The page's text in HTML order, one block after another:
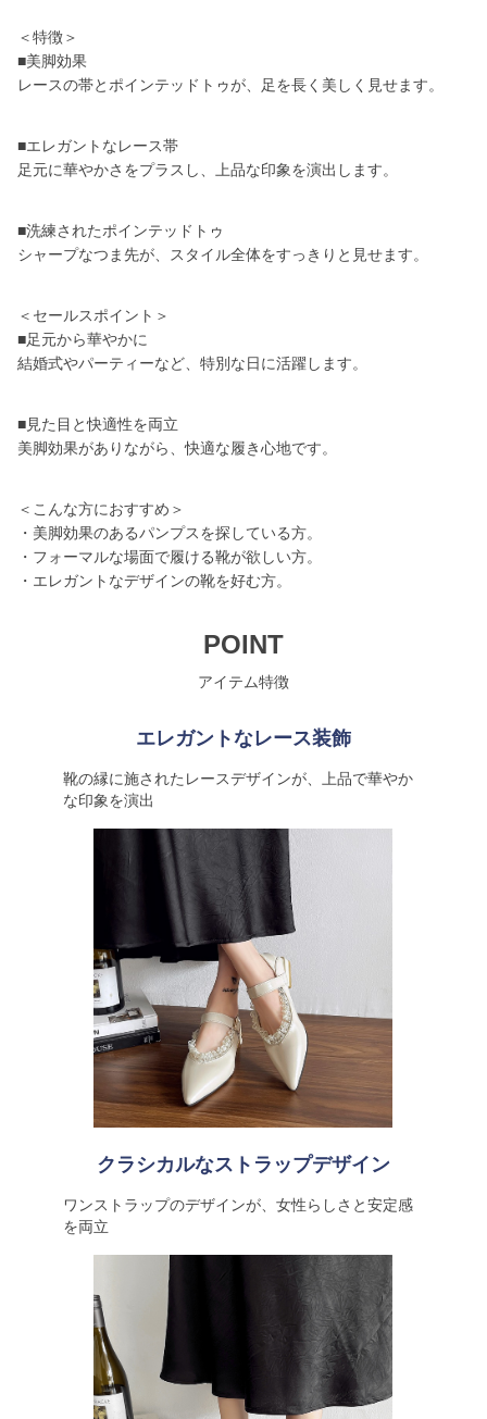
＜特徴＞
■美脚効果
レースの帯とポインテッドトゥが、足を長く美しく見せます。
■エレガントなレース帯
足元に華やかさをプラスし、上品な印象を演出します。
■洗練されたポインテッドトゥ
シャープなつま先が、スタイル全体をすっきりと見せます。
＜セールスポイント＞
■足元から華やかに
結婚式やパーティーなど、特別な日に活躍します。
■見た目と快適性を両立
美脚効果がありながら、快適な履き心地です。
＜こんな方におすすめ＞
・美脚効果のあるパンプスを探している方。
・フォーマルな場面で履ける靴が欲しい方。
・エレガントなデザインの靴を好む方。
POINT
アイテム特徴
エレガントなレース装飾
靴の縁に施されたレースデザインが、上品で華やか
な印象を演出
クラシカルなストラップデザイン
ワンストラップのデザインが、女性らしさと安定感
を両立